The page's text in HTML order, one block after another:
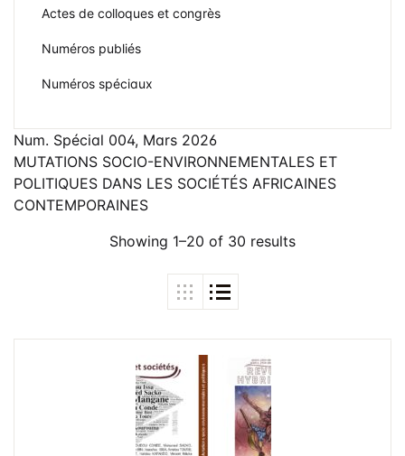
Indexation
Num. Spécial 004, Mars 2026
MUTATIONS SOCIO-ENVIRONNEMENTALES ET
POLITIQUES DANS LES SOCIÉTÉS AFRICAINES
CONTEMPORAINES
Showing 1–20 of 30 results
Actes de colloques et congrès
Numéros publiés
Numéros spéciaux